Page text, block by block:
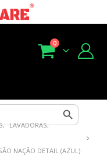
Search Button
0
, LAVADORAS,
NAÇÃO DETAIL (AZUL)